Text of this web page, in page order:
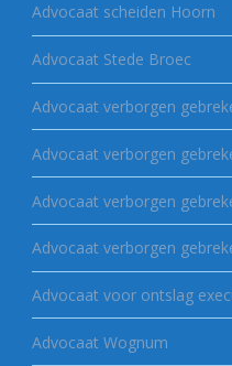
Advocaat scheiden Hoorn
Advocaat Stede Broec
Advocaat verborgen
Advocaat verborgen
Advocaat verborgen
Advocaat verborgen
Advocaat voor ontslag
Advocaat Wognum